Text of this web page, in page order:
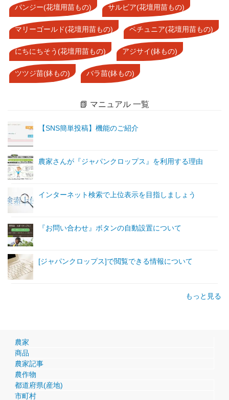
パンジー(花壇用苗もの) サルビア(花壇用苗もの)
マリーゴールド(花壇用苗もの) ペチュニア(花壇用苗もの)
にちにちそう(花壇用苗もの) アジサイ(鉢もの)
ツツジ苗(鉢もの) バラ苗(鉢もの)
📗 マニュアル 一覧
【SNS簡単投稿】機能のご紹介
農家さんが『ジャパンクロップス』を利用する理由
インターネット検索で上位表示を目指しましょう
『お問い合わせ』ボタンの自動設置について
[ジャパンクロップス]で閲覧できる情報について
もっと見る
農家
商品
農家記事
農作物
都道府県(産地)
市町村